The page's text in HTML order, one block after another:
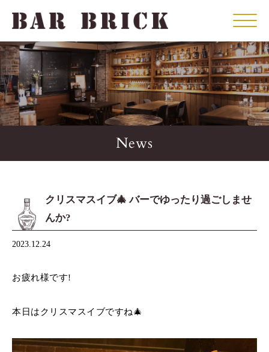
Click
News
クリスマスイブ🎄 バーでゆったり過ごしませ
んか?
2023.12.24
お疲れ様です!
本日はクリスマスイブですね🎄